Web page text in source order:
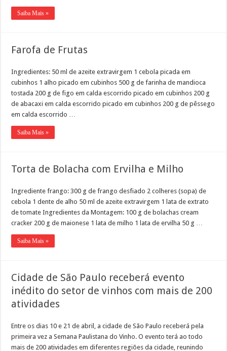
Saiba Mais »
Farofa de Frutas
Ingredientes: 50 ml de azeite extravirgem 1 cebola picada em
cubinhos 1 alho picado em cubinhos 500 g de farinha de mandioca
tostada 200 g de figo em calda escorrido picado em cubinhos 200 g
de abacaxi em calda escorrido picado em cubinhos 200 g de pêssego
em calda escorrido …
Saiba Mais »
Torta de Bolacha com Ervilha e Milho
Ingrediente frango: 300 g de frango desfiado 2 colheres (sopa) de
cebola 1 dente de alho 50 ml de azeite extravirgem 1 lata de extrato
de tomate Ingredientes da Montagem: 100 g de bolachas cream
cracker 200 g de maionese 1 lata de milho 1 lata de ervilha 50 g …
Saiba Mais »
Cidade de São Paulo receberá evento
inédito do setor de vinhos com mais de 200
atividades
Entre os dias 10 e 21 de abril, a cidade de São Paulo receberá pela
primeira vez a Semana Paulistana do Vinho. O evento terá ao todo
mais de 200 atividades em diferentes regiões da cidade, reunindo